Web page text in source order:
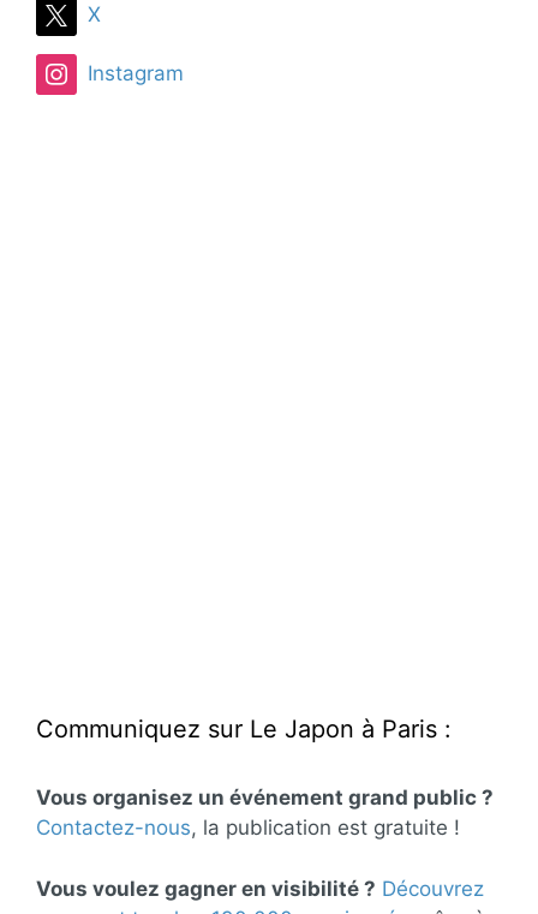
X
Instagram
Communiquez sur Le Japon à Paris :
Vous organisez un événement grand public ?
Contactez-nous, la publication est gratuite !
Vous voulez gagner en visibilité ? Découvrez